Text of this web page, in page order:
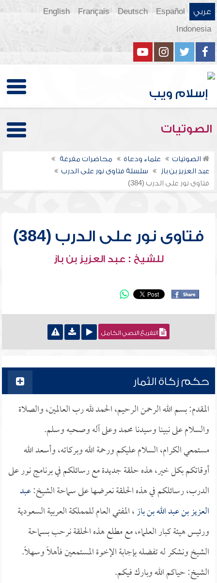
عربي Español
Deutsch
Français
English
Indonesia
الصوتيات
الصوتيات علماء ودعاة
محاضرات مفرغة
عبد العزيز بن باز
سلسلة فتاوى نور على الدرب
فتاوى نور على الدرب (384)
فتاوى نور على الدرب (384)
للشيخ : عبد العزيز بن باز
التفريغ النصي الكامل
حكم زكاة الثمار
المقدم: بسم الله الرحمن الرحيم، الحمد لله رب العالمين، والصلاة
والسلام على نبينا وسيدنا محمد وعلى آله وصحبه وسلم.
مستمعي الكرام، السلام عليكم ورحمة الله وبركاته، وأسعد الله
أوقاتكم بكل خير، هذه حلقة جديدة مع رسائلكم في برنامج نور على
الدرب، رسائلكم في هذه الحلقة نعرضها على سماحة الشيخ:عبد
العزيز بن عبد الله بن باز، المفتي العام للمملكة العربية السعودية
ورئيس هيئة كبار العلماء، مع مطلع هذه الحلقة نرحب بسماحة
الشيخ ونشكر له تفضله بإجابة الإخوة المستمعين فأهلاً وسهلاً.
الشيخ: حياكم الله وبارك فيكم.